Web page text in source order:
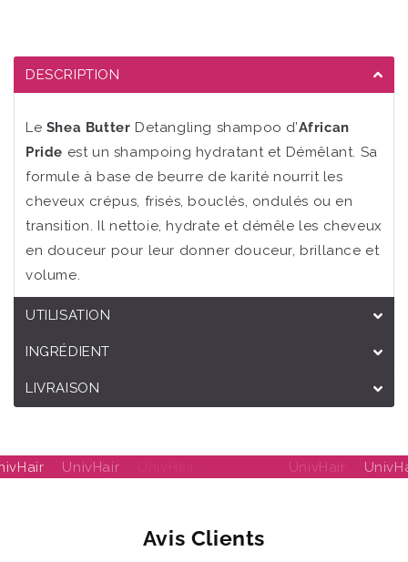
DESCRIPTION
Le Shea Butter Detangling shampoo d’African
Pride est un shampoing hydratant et Démêlant. Sa
formule à base de beurre de karité nourrit les
cheveux crépus, frisés, bouclés, ondulés ou en
transition. Il nettoie, hydrate et démêle les cheveux
en douceur pour leur donner douceur, brillance et
volume.
UTILISATION
INGRÉDIENT
LIVRAISON
UnivHair UnivHair
Avis Clients